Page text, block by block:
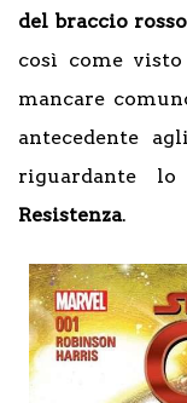
del braccio rosso
così come
mancare
antecedente
riguardante
Resistenza.